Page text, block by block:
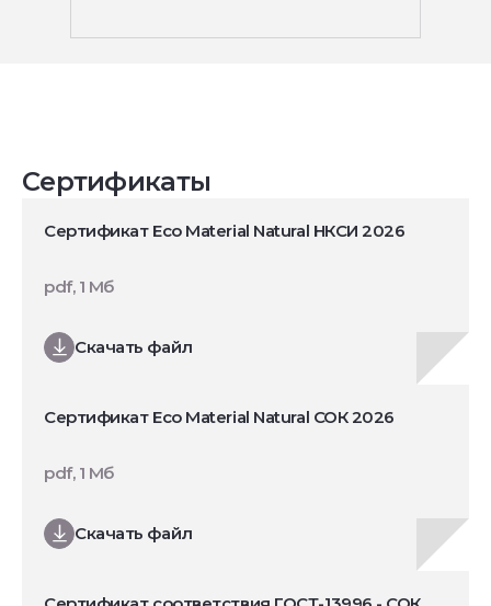
Сертификаты
Сертификат Eco Material Natural НКСИ 2026
Скачать файл
pdf, 1 Мб
Сертификат Eco Material Natural СОК 2026
Скачать файл
pdf, 1 Мб